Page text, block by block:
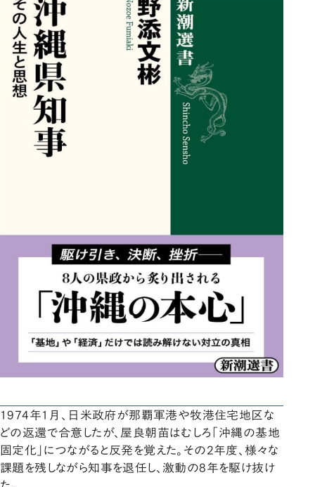
1974年1月、日米政府が那覇軍港や牧港住宅地区な
どの返還で合意したが、屋良朝苗はむしろ「沖縄の基地
固定化」につながると反発を覚えた。その2年度、様々な
課題を残しながら知事を退任し、激動の8年を駆け抜け